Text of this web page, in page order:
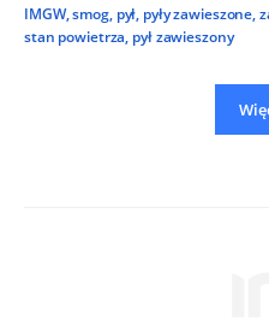
IMGW,smog, pył, pyły zawieszone,
stan powietrza, pył zawieszony